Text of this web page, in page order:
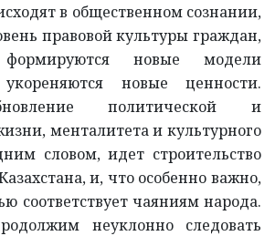
в общественном сознании,
правовой культуры граждан,
новые модели
новые ценности.
политической и
менталитета и культурного
словом, идет строительство
и, что особенно важно,
соответствует чаяниям народа.
неуклонно следовать